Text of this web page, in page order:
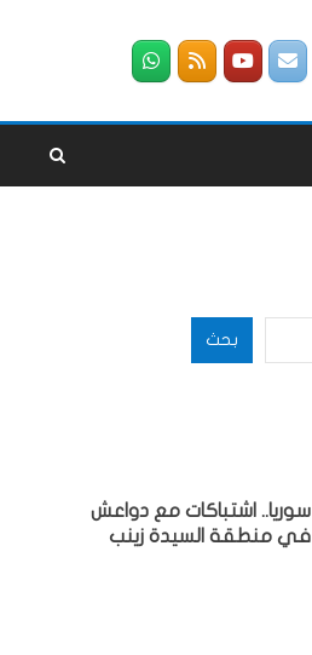
بحث
سوريا.. اشتباكات مع دواعش
في منطقة السيدة زينب